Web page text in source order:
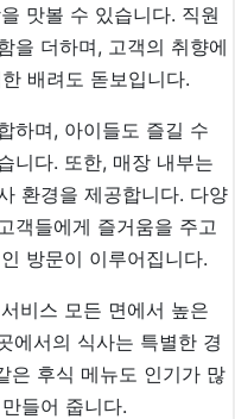
맛볼 수 있습니다. 직원
을 더하며, 고객의 취향에
배려도 돋보입니다.
하며, 아이들도 즐길 수
니다. 또한, 매장 내부는
환경을 제공합니다. 다양
객들에게 즐거움을 주고
방문이 이루어집니다.
비스 모든 면에서 높은
에서의 식사는 특별한 경
은 후식 메뉴도 인기가 많
들어 줍니다.